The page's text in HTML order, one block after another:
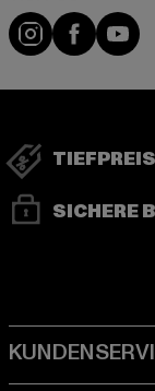
Visit our
Visit
SICHERE